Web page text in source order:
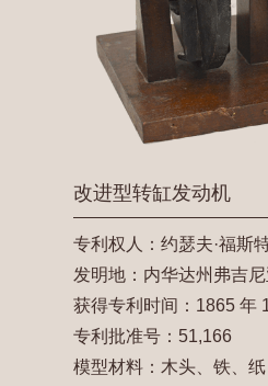
改进型转缸发动机
专利权人：约瑟夫·福斯
发明地：内华达州弗吉尼
获得专利时间：1865 年
专利批准号：51,166
模型材料：木头、铁、纸